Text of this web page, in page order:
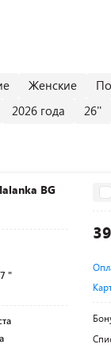
Женские
2026 года 26''
BG
"